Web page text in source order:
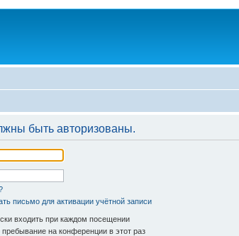
быть авторизованы.
письмо для активации учётной записи
входить при каждом посещении
на конференции в этот раз